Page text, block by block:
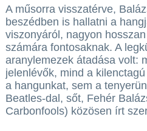
A műsorra visszatérve,
beszédben is hallatni a
viszonyáról, nagyon
számára fontosaknak. A
aranylemezek átadása volt:
jelenlévők, mind a
a hangunkat, sem a
Beatles-dal, sőt, Fehér
Carbonfools) közösen írt